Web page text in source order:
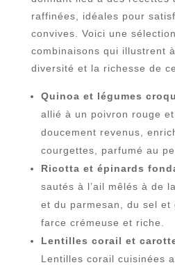
raffinées, idéales pour
convives. Voici une
combinaisons qui illustrent
diversité et la richesse de
Quinoa et légumes
allié à un poivron rouge
doucement revenus,
courgettes, parfumé au
Ricotta et épinards
sautés à l’ail mêlés à de
et du parmesan, du sel et
farce crémeuse et riche.
Lentilles corail et
Lentilles corail cuisinées